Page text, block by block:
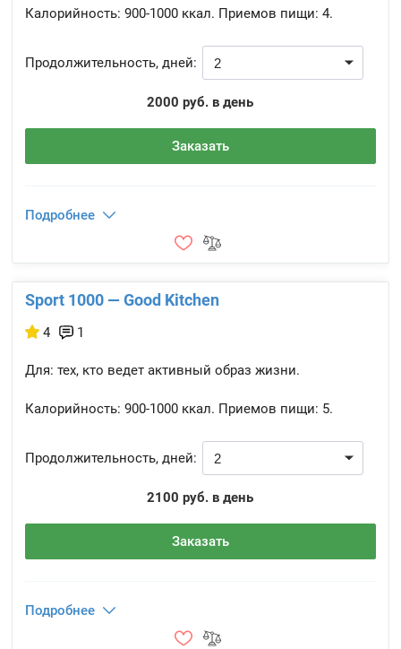
Калорийность: 900-1000 ккал. Приемов пищи: 4.
Продолжительность, дней:
2000 руб. в день
Заказать
Подробнее
Sport 1000 — Good Kitchen
4 1
Для: тех, кто ведет активный образ жизни.
Калорийность: 900-1000 ккал. Приемов пищи: 5.
Продолжительность, дней:
2100 руб. в день
Заказать
Подробнее